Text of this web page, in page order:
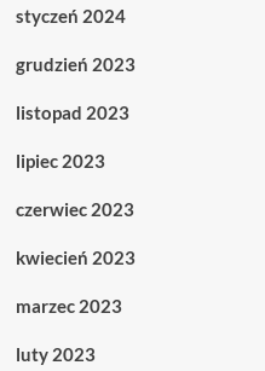
styczeń 2024
grudzień 2023
listopad 2023
lipiec 2023
czerwiec 2023
kwiecień 2023
marzec 2023
luty 2023